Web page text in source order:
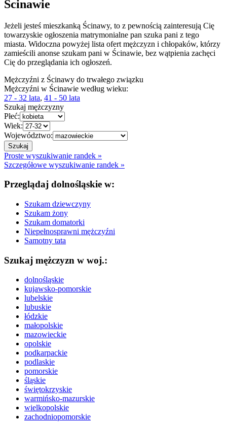
Ścinawie
Jeżeli jesteś mieszkanką Ścinawy, to z pewnością zainteresują Cię
towarzyskie ogłoszenia matrymonialne pan szuka pani z tego
miasta. Widoczna powyżej lista ofert mężczyzn i chłopaków, którzy
zamieścili anonse szukam pani w Ścinawie, bez wątpienia zachęci
Cię do przeglądania ich ogłoszeń.
Mężczyźni z Ścinawy do trwałego związku
Mężczyźni w Ścinawie według wieku:
27 - 32 lata, 41 - 50 lata
Szukaj mężczyzny
Płeć:
Wiek:
Województwo:
Proste wyszukiwanie randek »
Szczegółowe wyszukiwanie randek »
Przeglądaj dolnośląskie w:
Szukam dziewczyny
Szukam żony
Szukam domatorki
Niepełnosprawni mężczyźni
Samotny tata
Szukaj mężczyzn w woj.:
dolnośląskie
kujawsko-pomorskie
lubelskie
lubuskie
łódzkie
małopolskie
mazowieckie
opolskie
podkarpackie
podlaskie
pomorskie
śląskie
świętokrzyskie
warmińsko-mazurskie
wielkopolskie
zachodniopomorskie